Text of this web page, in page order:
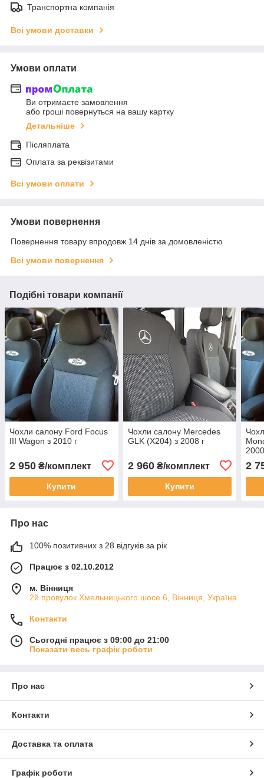
Транспортна компанія
Всі умови доставки
Умови оплати
Ви отримаєте замовлення
або гроші повернуться на вашу картку
Детальніше
Післяплата
Оплата за реквізитами
Всі умови оплати
Умови повернення
Повернення товару впродовж 14 днів за домовленістю
Всі умови повернення
Подібні товари компанії
Чохли салону Ford Focus
III Wagon з 2010 г
2 950 ₴/комплект
Купити
Чохли салону Mercedes
GLK (X204) з 2008 г
2 960₴/комплект
Купити
2
Про нас
100% позитивних з 28 відгуків за рік
Працює з 02.10.2012
м. Вінниця
2й провулок Хмельницького шосе 6, Вінниця, Україна
Контакти
Сьогодні працює з 09:00 до 21:00
Показати весь графік роботи
Про нас
Контакти
Доставка та оплата
Графік роботи